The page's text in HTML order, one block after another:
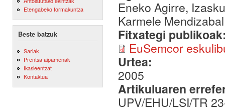
Etengabeko formakuntza
Beste batzuk
Sariak
Prentsa aipamenak
Ikasleentzat
Kontaktua
Eneko Agirre,
Karmele
Fitxategi
EuSemcor
Urtea:
2005
Artikuluaren
UPV/EHU/LSI/TR